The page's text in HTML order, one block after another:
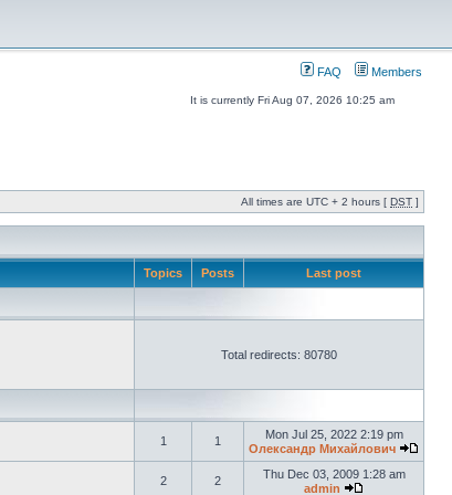
FAQ Members
It is currently Fri Aug 07, 2026 10:25 am
All times are UTC + 2 hours [ DST ]
Topics Posts Last post
Total redirects: 80780
1 1
Mon Jul 25, 2022 2:19 pm
Олександр Михайлович
2 2
Thu Dec 03, 2009 1:28 am
admin